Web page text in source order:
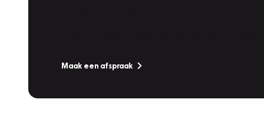
Maak een afspraak